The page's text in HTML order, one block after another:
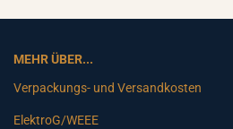
MEHR ÜBER...
Verpackungs- und Versandkosten
ElektroG/WEEE